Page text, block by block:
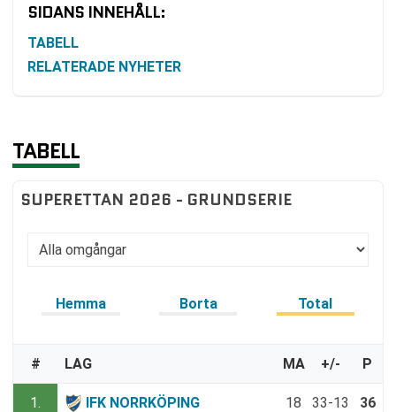
SIDANS INNEHÅLL:
TABELL
RELATERADE NYHETER
TABELL
SUPERETTAN 2026 - GRUNDSERIE
Hemma Borta Total
# LAG MA +/- P
1. IFK NORRKÖPING 18 33-13 36